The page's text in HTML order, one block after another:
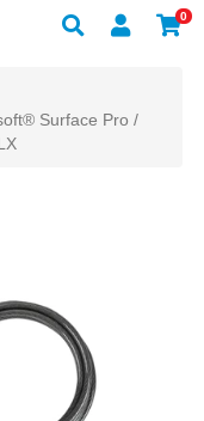
0
Surface Pro /